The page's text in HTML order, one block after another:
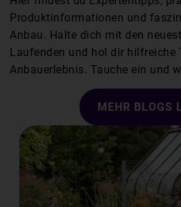
Produktinformationen und
Anbau. Halte dich mit den
Laufenden und hol dir hilfreiche
Anbauerlebnis. Tauche ein und
MEHR BLOGS